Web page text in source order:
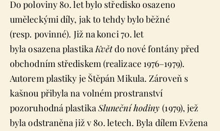
Do poloviny 80. let bylo středisko osazeno
uměleckými díly, jak to tehdy bylo běžné
(resp. povinné). Již na konci 70. let
byla osazena plastikaKvětdo nové fontány před
obchodním střediskem (realizace 1976–1979).
Autorem plastiky je Štěpán Mikula. Zároveň s
kašnou přibyla na volném prostranství
pozoruhodná plastikaSluneční hodiny(1979), jež
byla odstraněna již v 80. letech. Byla dílem Evžena